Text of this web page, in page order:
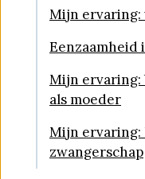
Mijn ervaring:
Eenzaamheid
Mijn ervaring:
als moeder
Mijn
zwangerschap